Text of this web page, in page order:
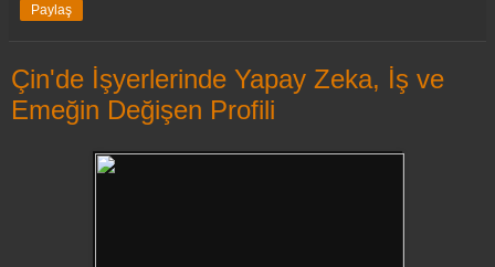
Paylaş
Çin'de İşyerlerinde Yapay Zeka, İş ve
Emeğin Değişen Profili